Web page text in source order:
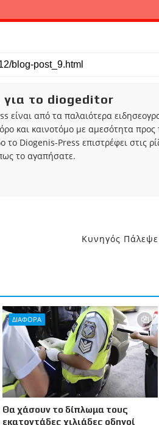
για το diogeditor
είναι από τα παλαιότερα
και καινοτόμο με αμεσότητα
το Diogenis-Press επιστρέφει στις
το αγαπήσατε.
Κυνηγός
ΔΙΑΦΟΡΑ
Θα χάσουν το δίπλωμα τους
εκατοντάδες χιλιάδες οδηγοί